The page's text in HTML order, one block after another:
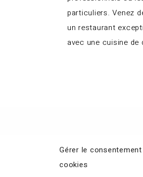
Gérer le
cookies
particuliers. Venez
un restaurant
avec une cuisine de